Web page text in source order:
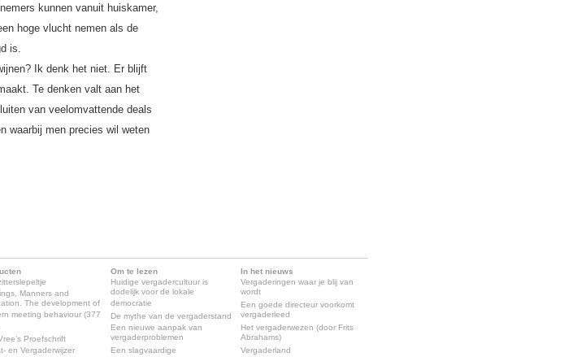
kunnen vanuit huiskamer,
hoge vlucht nemen als de
is.
Ik denk het niet. Er blijft
Te denken valt aan het
van veelomvattende deals
waarbij men precies wil weten
Manners and
The development of
meeting behaviour (377
Proefschrift
en Vergaderwijzer
Om te lezen
Huidige vergadercultuur is
dodelijk voor de lokale
democratie
De mythe van de vergaderstand
Een nieuwe aanpak van
vergaderproblemen
Een slagvaardige
In het nieuws
Vergaderingen waar je blij van
wordt
Een goede directeur voorkomt
vergaderleed
Het vergaderwezen (door Frits
Abrahams)
Vergaderland